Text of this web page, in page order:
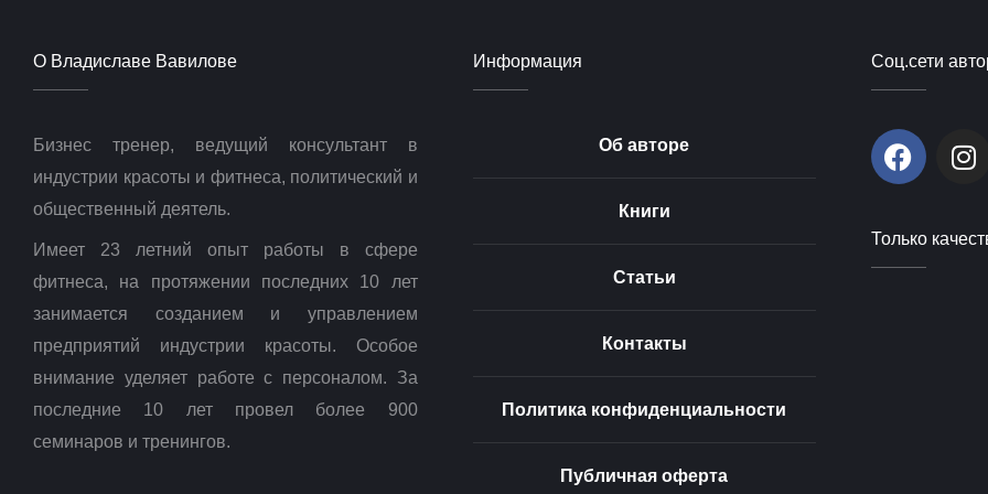
О Владиславе Вавилове
Бизнес тренер, ведущий консультант в
индустрии красоты и фитнеса, политический и
общественный деятель.
Имеет 23 летний опыт работы в сфере
фитнеса, на протяжении последних 10 лет
занимается созданием и управлением
предприятий индустрии красоты. Особое
внимание уделяет работе с персоналом. За
последние 10 лет провел более 900
семинаров и тренингов.
Информация
Об авторе
Книги
Статьи
Контакты
Политика конфиденциальности
Публичная оферта
Соц.сети
F
a
b
I
n
a
Только